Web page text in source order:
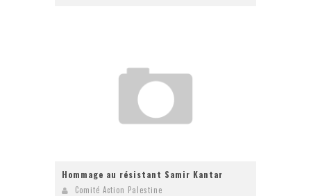
Hommage au résistant Samir Kantar
Comité Action Palestine